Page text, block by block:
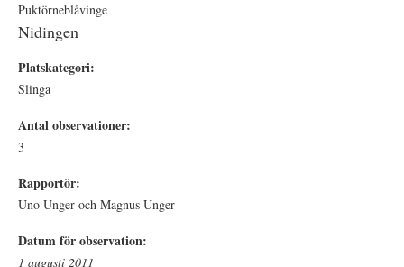
Puktörneblåvinge
Nidingen
Platskategori:
Slinga
Antal observationer:
3
Rapportör:
Uno Unger och Magnus Unger
Datum för observation:
1 augusti 2011